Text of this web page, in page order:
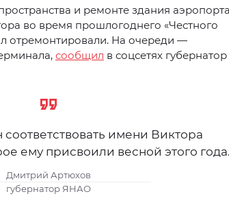
и ремонте здания аэропорта
во время прошлогоднего «Честного
отремонтировали. На очереди —
сообщил в соцсетях губернатор
имени Виктора
ему присвоили весной этого года.
Дмитрий Артюхов
губернатор ЯНАО